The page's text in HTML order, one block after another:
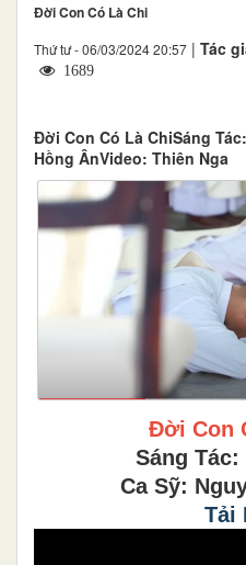
Đời Con Có Là Chi
Thứ tư - 06/03/2024 20:57 | Tác
1689
Đời Con Có Là ChiSáng
Hồng ÂnVideo: Thiên Nga
Đời Con
Sáng
Ca Sỹ:
Tải